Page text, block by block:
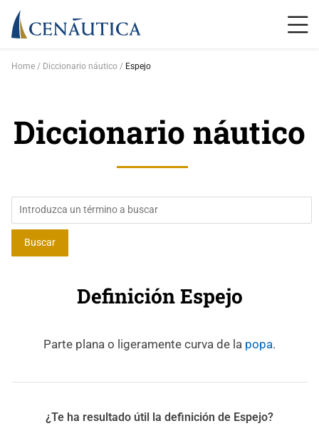
Home Diccionario náutico Espejo
Diccionario náutico
Definición Espejo
Parte plana o ligeramente curva de la popa.
¿Te ha resultado útil la definición de Espejo?